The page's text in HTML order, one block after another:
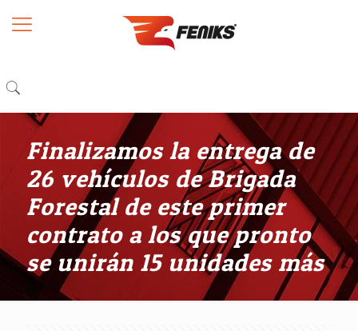
Finalizamos la entrega de
26 vehículos de Brigada
Forestal de este primer
contrato a los que pronto
se unirán 15 unidades más